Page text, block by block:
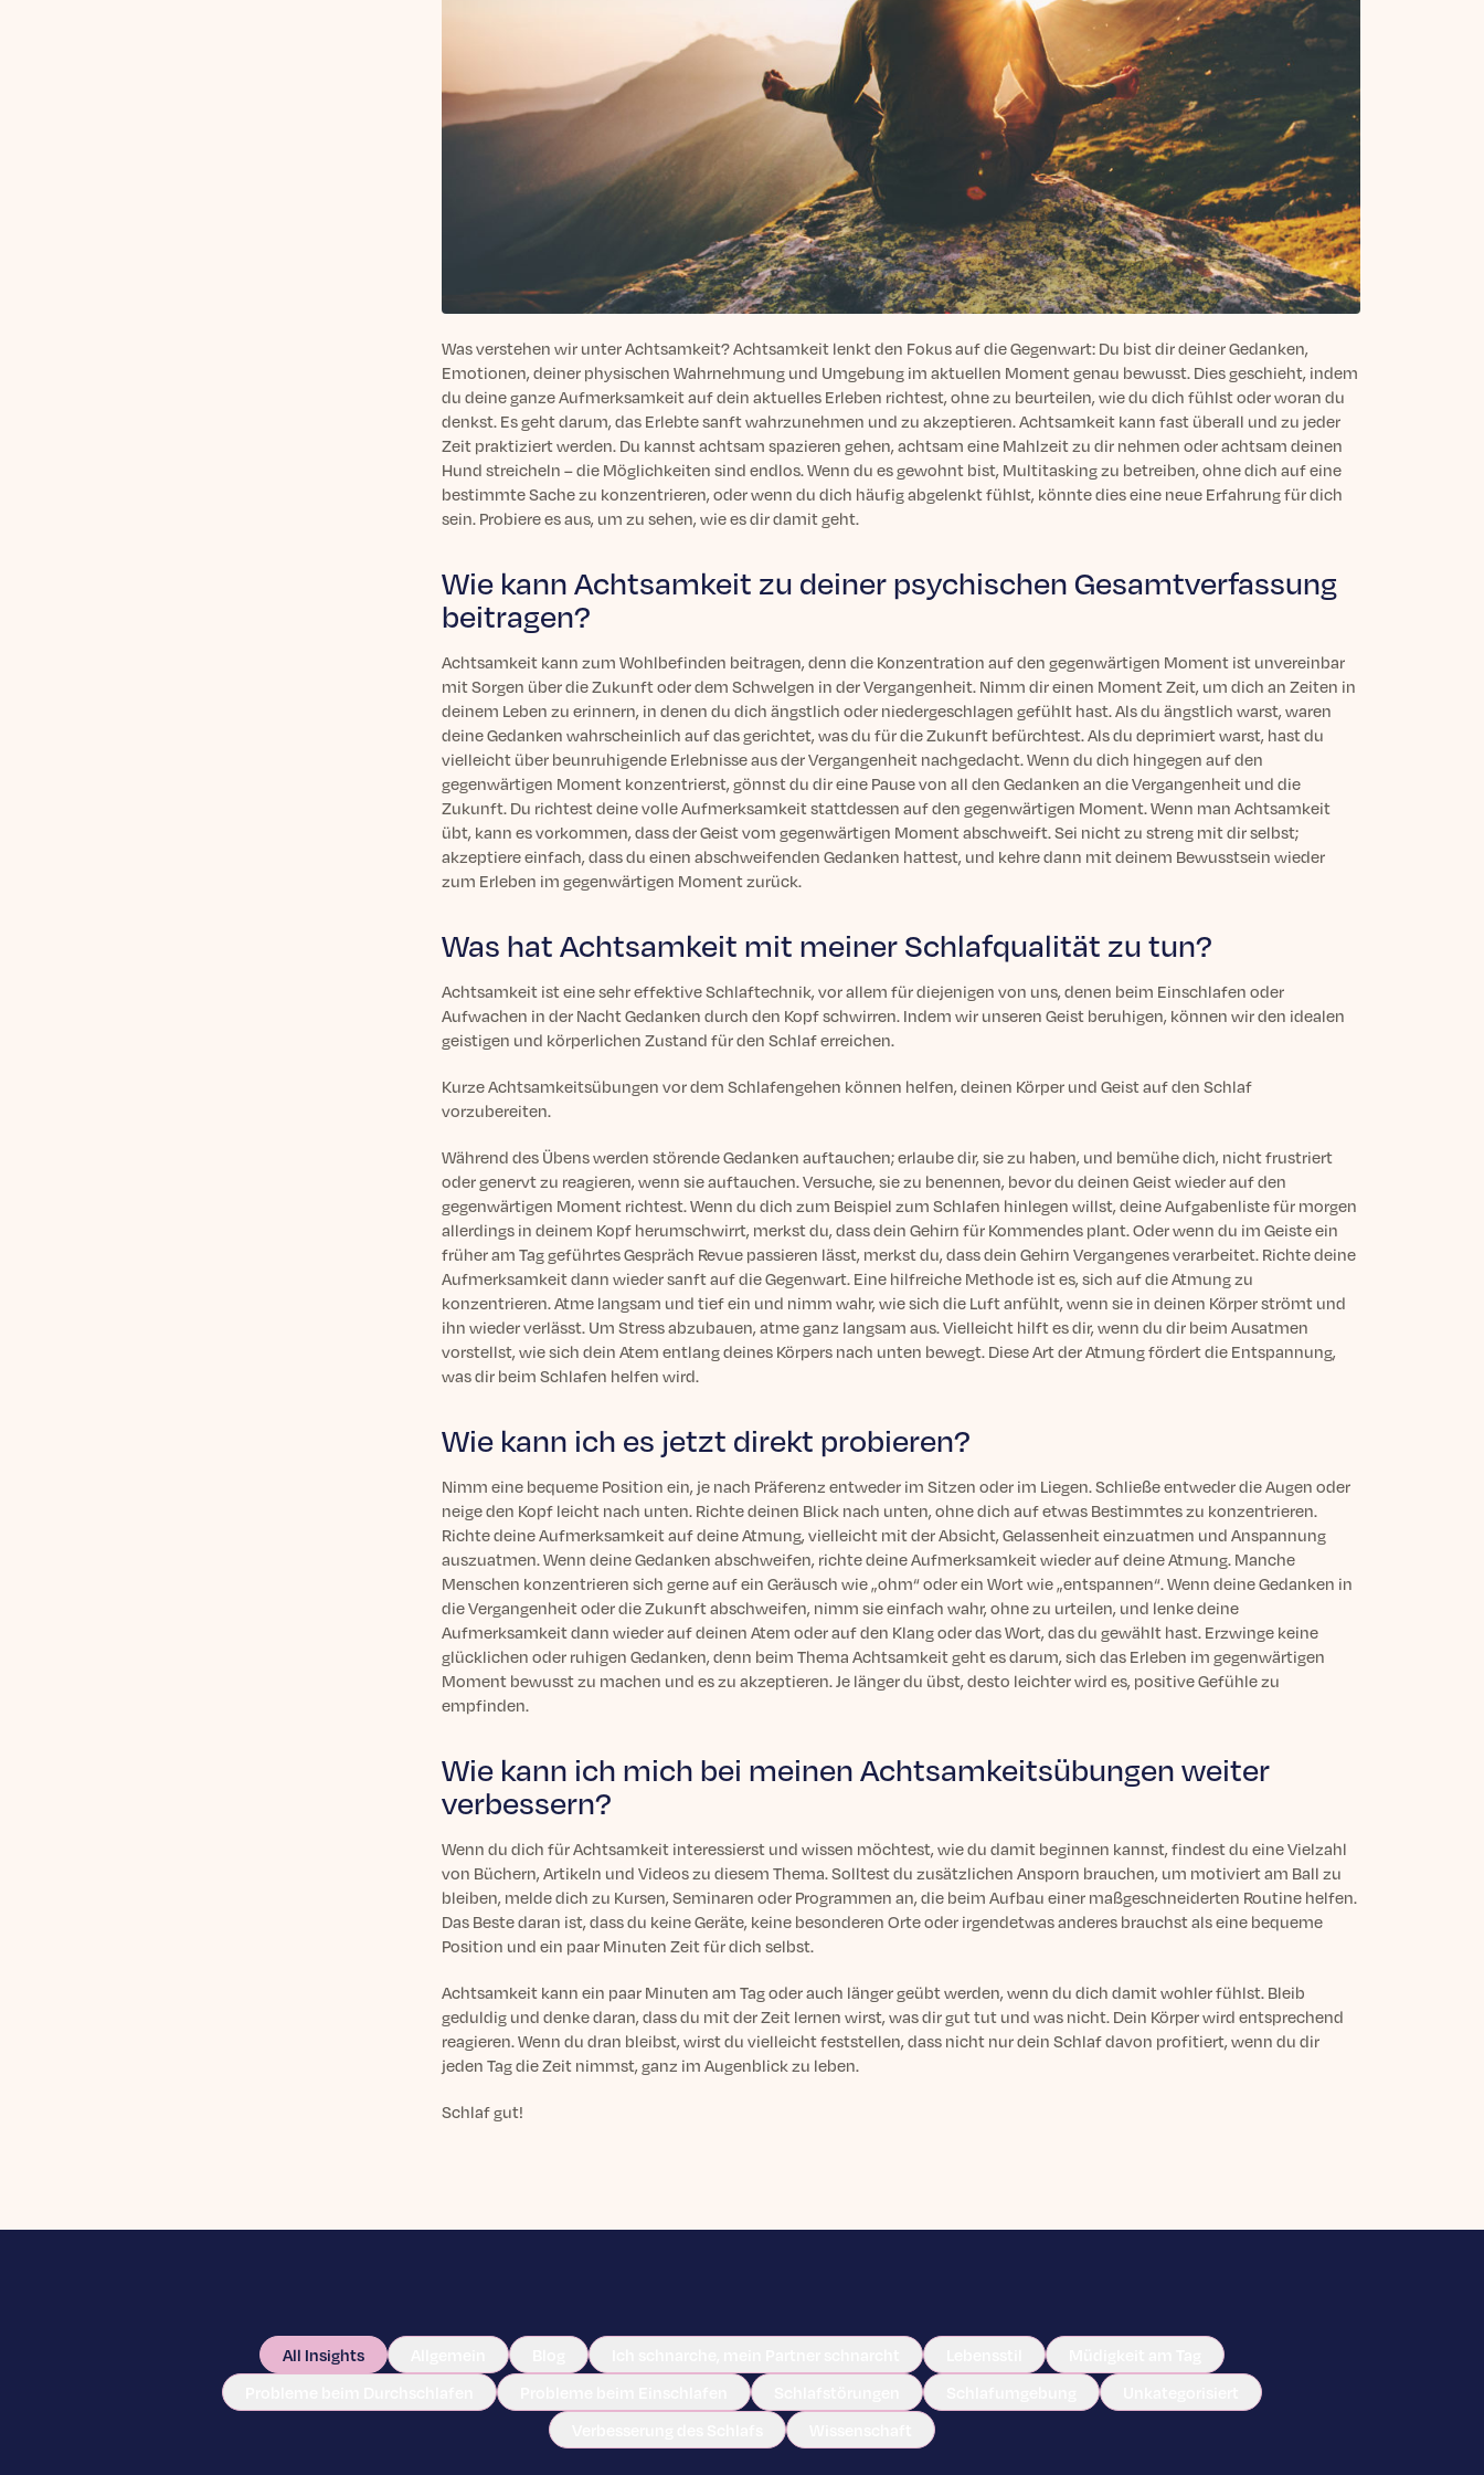
Was verstehen wir unter Achtsamkeit? Achtsamkeit lenkt den Fokus auf die Gegenwart: Du bist dir deiner Gedanken,
Emotionen, deiner physischen Wahrnehmung und Umgebung im aktuellen Moment genau bewusst. Dies geschieht, indem
du deine ganze Aufmerksamkeit auf dein aktuelles Erleben richtest, ohne zu beurteilen, wie du dich fühlst oder woran du
denkst. Es geht darum, das Erlebte sanft wahrzunehmen und zu akzeptieren. Achtsamkeit kann fast überall und zu jeder
Zeit praktiziert werden. Du kannst achtsam spazieren gehen, achtsam eine Mahlzeit zu dir nehmen oder achtsam deinen
Hund streicheln – die Möglichkeiten sind endlos. Wenn du es gewohnt bist, Multitasking zu betreiben, ohne dich auf eine
bestimmte Sache zu konzentrieren, oder wenn du dich häufig abgelenkt fühlst, könnte dies eine neue Erfahrung für dich
sein. Probiere es aus, um zu sehen, wie es dir damit geht.
Wie kann Achtsamkeit zu deiner psychischen Gesamtverfassung
beitragen?
Achtsamkeit kann zum Wohlbefinden beitragen, denn die Konzentration auf den gegenwärtigen Moment ist unvereinbar
mit Sorgen über die Zukunft oder dem Schwelgen in der Vergangenheit. Nimm dir einen Moment Zeit, um dich an Zeiten in
deinem Leben zu erinnern, in denen du dich ängstlich oder niedergeschlagen gefühlt hast. Als du ängstlich warst, waren
deine Gedanken wahrscheinlich auf das gerichtet, was du für die Zukunft befürchtest. Als du deprimiert warst, hast du
vielleicht über beunruhigende Erlebnisse aus der Vergangenheit nachgedacht. Wenn du dich hingegen auf den
gegenwärtigen Moment konzentrierst, gönnst du dir eine Pause von all den Gedanken an die Vergangenheit und die
Zukunft. Du richtest deine volle Aufmerksamkeit stattdessen auf den gegenwärtigen Moment. Wenn man Achtsamkeit
übt, kann es vorkommen, dass der Geist vom gegenwärtigen Moment abschweift. Sei nicht zu streng mit dir selbst;
akzeptiere einfach, dass du einen abschweifenden Gedanken hattest, und kehre dann mit deinem Bewusstsein wieder
zum Erleben im gegenwärtigen Moment zurück.
Was hat Achtsamkeit mit meiner Schlafqualität zu tun?
Achtsamkeit ist eine sehr effektive Schlaftechnik, vor allem für diejenigen von uns, denen beim Einschlafen oder
Aufwachen in der Nacht Gedanken durch den Kopf schwirren. Indem wir unseren Geist beruhigen, können wir den idealen
geistigen und körperlichen Zustand für den Schlaf erreichen.
Kurze Achtsamkeitsübungen vor dem Schlafengehen können helfen, deinen Körper und Geist auf den Schlaf
vorzubereiten.
Während des Übens werden störende Gedanken auftauchen; erlaube dir, sie zu haben, und bemühe dich, nicht frustriert
oder genervt zu reagieren, wenn sie auftauchen. Versuche, sie zu benennen, bevor du deinen Geist wieder auf den
gegenwärtigen Moment richtest. Wenn du dich zum Beispiel zum Schlafen hinlegen willst, deine Aufgabenliste für morgen
allerdings in deinem Kopf herumschwirrt, merkst du, dass dein Gehirn für Kommendes plant. Oder wenn du im Geiste ein
früher am Tag geführtes Gespräch Revue passieren lässt, merkst du, dass dein Gehirn Vergangenes verarbeitet. Richte deine
Aufmerksamkeit dann wieder sanft auf die Gegenwart. Eine hilfreiche Methode ist es, sich auf die Atmung zu
konzentrieren. Atme langsam und tief ein und nimm wahr, wie sich die Luft anfühlt, wenn sie in deinen Körper strömt und
ihn wieder verlässt. Um Stress abzubauen, atme ganz langsam aus. Vielleicht hilft es dir, wenn du dir beim Ausatmen
vorstellst, wie sich dein Atem entlang deines Körpers nach unten bewegt. Diese Art der Atmung fördert die Entspannung,
was dir beim Schlafen helfen wird.
Wie kann ich es jetzt direkt probieren?
Nimm eine bequeme Position ein, je nach Präferenz entweder im Sitzen oder im Liegen. Schließe entweder die Augen oder
neige den Kopf leicht nach unten. Richte deinen Blick nach unten, ohne dich auf etwas Bestimmtes zu konzentrieren.
Richte deine Aufmerksamkeit auf deine Atmung, vielleicht mit der Absicht, Gelassenheit einzuatmen und Anspannung
auszuatmen. Wenn deine Gedanken abschweifen, richte deine Aufmerksamkeit wieder auf deine Atmung. Manche
Menschen konzentrieren sich gerne auf ein Geräusch wie „ohm“ oder ein Wort wie „entspannen“. Wenn deine Gedanken in
die Vergangenheit oder die Zukunft abschweifen, nimm sie einfach wahr, ohne zu urteilen, und lenke deine
Aufmerksamkeit dann wieder auf deinen Atem oder auf den Klang oder das Wort, das du gewählt hast. Erzwinge keine
glücklichen oder ruhigen Gedanken, denn beim Thema Achtsamkeit geht es darum, sich das Erleben im gegenwärtigen
Moment bewusst zu machen und es zu akzeptieren. Je länger du übst, desto leichter wird es, positive Gefühle zu
empfinden.
Wie kann ich mich bei meinen Achtsamkeitsübungen weiter
verbessern?
Wenn du dich für Achtsamkeit interessierst und wissen möchtest, wie du damit beginnen kannst, findest du eine Vielzahl
von Büchern, Artikeln und Videos zu diesem Thema. Solltest du zusätzlichen Ansporn brauchen, um motiviert am Ball zu
bleiben, melde dich zu Kursen, Seminaren oder Programmen an, die beim Aufbau einer maßgeschneiderten Routine helfen.
Das Beste daran ist, dass du keine Geräte, keine besonderen Orte oder irgendetwas anderes brauchst als eine bequeme
Position und ein paar Minuten Zeit für dich selbst.
Achtsamkeit kann ein paar Minuten am Tag oder auch länger geübt werden, wenn du dich damit wohler fühlst. Bleib
geduldig und denke daran, dass du mit der Zeit lernen wirst, was dir gut tut und was nicht. Dein Körper wird entsprechend
reagieren. Wenn du dran bleibst, wirst du vielleicht feststellen, dass nicht nur dein Schlaf davon profitiert, wenn du dir
jeden Tag die Zeit nimmst, ganz im Augenblick zu leben.
Schlaf gut!
All Insights